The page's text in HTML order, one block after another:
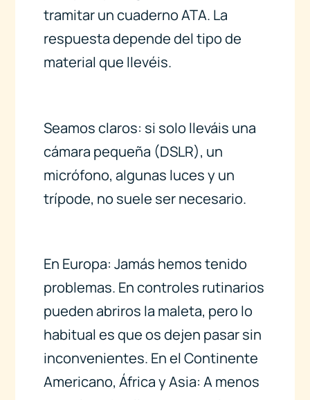
tramitar un cuaderno ATA. La
respuesta depende del tipo de
material que llevéis.
Seamos claros: si solo lleváis una
cámara pequeña (DSLR), un
micrófono, algunas luces y un
trípode, no suele ser necesario.
En Europa: Jamás hemos tenido
problemas. En controles rutinarios
pueden abriros la maleta, pero lo
habitual es que os dejen pasar sin
inconvenientes. En el Continente
Americano, África y Asia: A menos